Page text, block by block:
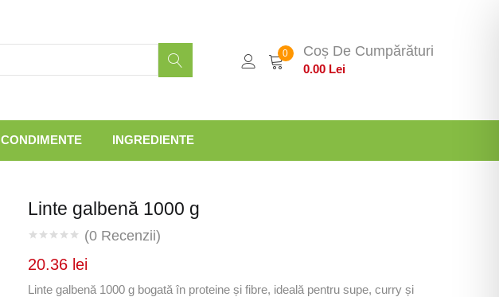
0 Coș De Cumpărături
0.00 Lei
CONDIMENTE INGREDIENTE
Linte galbenă 1000 g
(0 Recenzii)
20.36 lei
Linte galbenă 1000 g bogată în proteine și fibre, ideală pentru supe, curry și